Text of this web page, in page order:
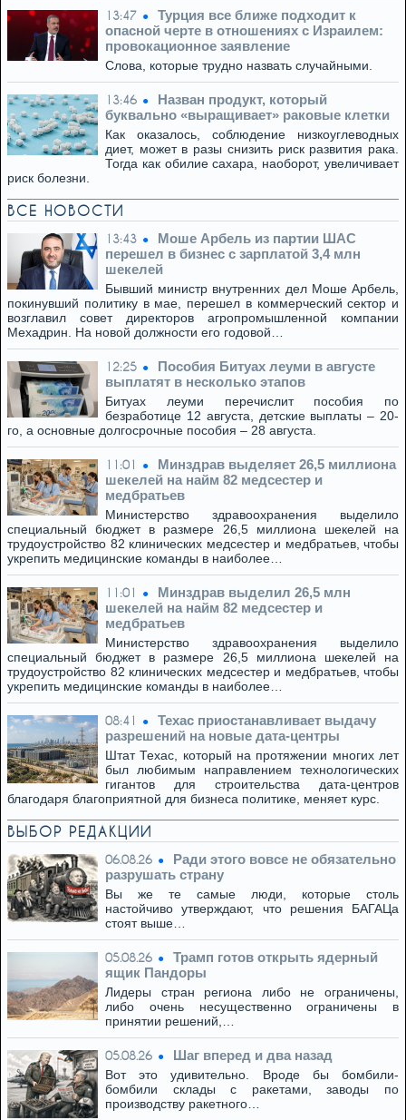
13:47
Турция все ближе подходит к
опасной черте в отношениях с Израилем:
провокационное заявление
Слова, которые трудно назвать случайными.
13:46
Назван продукт, который
буквально «выращивает» раковые клетки
Как оказалось, соблюдение низкоуглеводных
диет, может в разы снизить риск развития рака.
Тогда как обилие сахара, наоборот, увеличивает
риск болезни.
ВСЕ НОВОСТИ
13:43
Моше Арбель из партии ШАС
перешел в бизнес с зарплатой 3,4 млн
шекелей
Бывший министр внутренних дел Моше Арбель,
покинувший политику в мае, перешел в коммерческий сектор и
возглавил совет директоров агропромышленной компании
Мехадрин. На новой должности его годовой…
12:25
Пособия Битуах леуми в августе
выплатят в несколько этапов
Битуах леуми перечислит пособия по
безработице 12 августа, детские выплаты – 20-
го, а основные долгосрочные пособия – 28 августа.
11:01
Минздрав выделяет 26,5 миллиона
шекелей на найм 82 медсестер и
медбратьев
Министерство здравоохранения выделило
специальный бюджет в размере 26,5 миллиона шекелей на
трудоустройство 82 клинических медсестер и медбратьев, чтобы
укрепить медицинские команды в наиболее…
11:01
Минздрав выделил 26,5 млн
шекелей на найм 82 медсестер и
медбратьев
Министерство здравоохранения выделило
специальный бюджет в размере 26,5 миллиона шекелей на
трудоустройство 82 клинических медсестер и медбратьев, чтобы
укрепить медицинские команды в наиболее…
08:41
Техас приостанавливает выдачу
разрешений на новые дата-центры
Штат Техас, который на протяжении многих лет
был любимым направлением технологических
гигантов для строительства дата-центров
благодаря благоприятной для бизнеса политике, меняет курс.
ВЫБОР РЕДАКЦИИ
06.08.26
Ради этого вовсе не обязательно
разрушать страну
Вы же те самые люди, которые столь
настойчиво утверждают, что решения БАГАЦа
стоят выше…
05.08.26
Трамп готов открыть ядерный
ящик Пандоры
Лидеры стран региона либо не ограничены,
либо очень несущественно ограничены в
принятии решений,…
05.08.26 Шаг вперед и два назад
Вот это удивительно. Вроде бы бомбили-
бомбили склады с ракетами, заводы по
производству ракетного…